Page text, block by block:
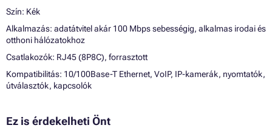
Szín: Kék
Alkalmazás: adatátvitel akár 100 Mbps sebességig, alkalmas irodai és
otthoni hálózatokhoz
Csatlakozók: RJ45 (8P8C), forrasztott
Kompatibilitás: 10/100Base-T Ethernet, VoIP, IP-kamerák, nyomtatók,
útválasztók, kapcsolók
Ez is érdekelheti Önt